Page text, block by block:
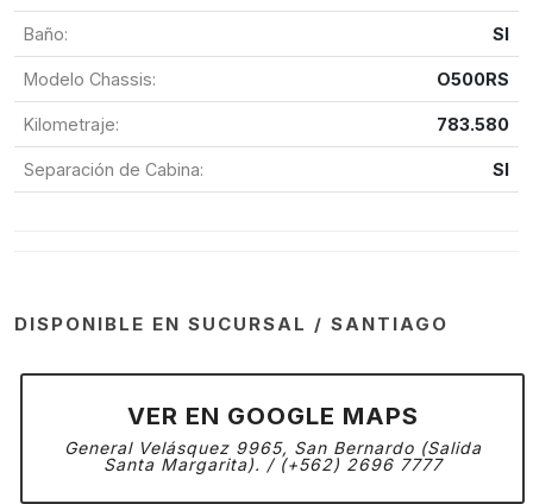
Baño: SI
Modelo Chassis: O500RS
Kilometraje: 783.580
Separación de Cabina: SI
DISPONIBLE EN SUCURSAL / SANTIAGO
VER EN GOOGLE MAPS
General Velásquez 9965, San Bernardo (Salida
Santa Margarita). / (+562) 2696 7777